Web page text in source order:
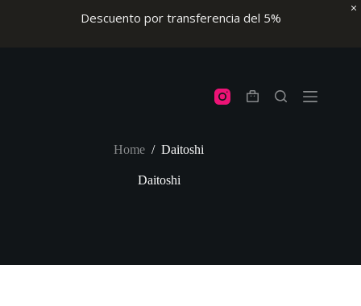
Descuento por transferencia del 5%
Shopping
Home / Daitoshi
Daitoshi